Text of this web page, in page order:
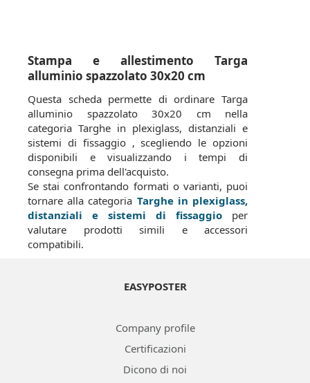
Stampa e allestimento Targa
alluminio spazzolato 30x20 cm
Questa scheda permette di ordinare Targa
alluminio spazzolato 30x20 cm nella
categoria Targhe in plexiglass, distanziali e
sistemi di fissaggio , scegliendo le opzioni
disponibili e visualizzando i tempi di
consegna prima dell'acquisto.
Se stai confrontando formati o varianti, puoi
tornare alla categoria Targhe in plexiglass,
distanziali e sistemi di fissaggio per
valutare prodotti simili e accessori
compatibili.
EASYPOSTER
Company profile
Certificazioni
Dicono di noi